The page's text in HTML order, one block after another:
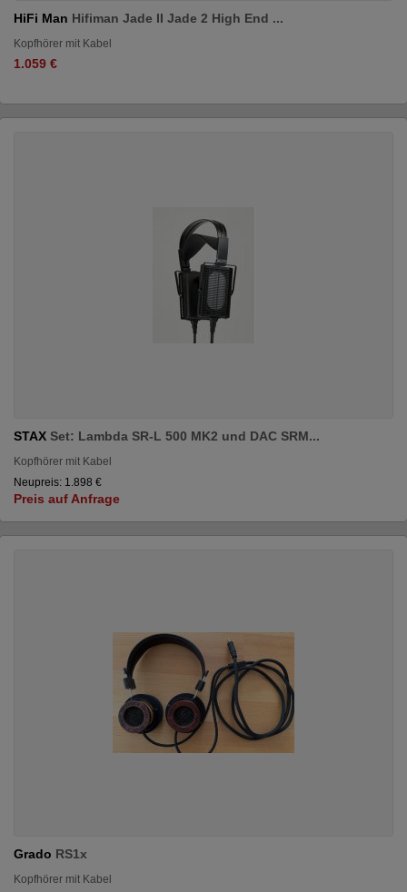
HiFi Man Hifiman Jade II Jade 2 High End ...
Kopfhörer mit Kabel
1.059 €
STAX Set: Lambda SR-L 500 MK2 und DAC SRM...
Kopfhörer mit Kabel
Neupreis: 1.898 €
Preis auf Anfrage
Grado RS1x
Kopfhörer mit Kabel